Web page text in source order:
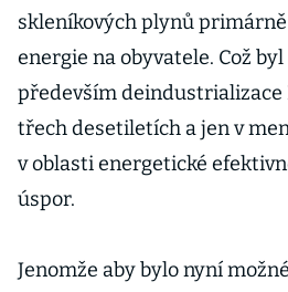
skleníkových plynů
energie na obyvatele. Což
především deindustrializace
třech desetiletích a jen v
v oblasti energetické
úspor.
Jenomže aby bylo nyní